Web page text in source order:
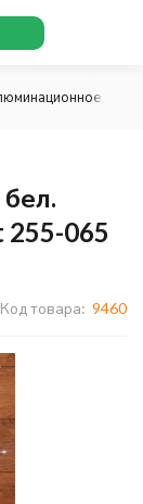
255-065
Код товара: 9460